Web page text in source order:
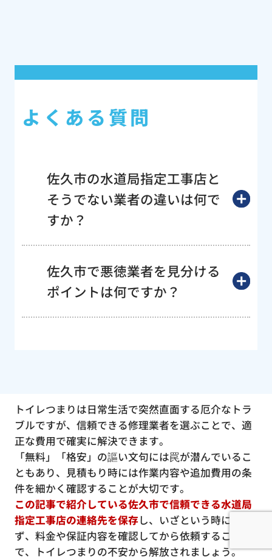
よくある質問
佐久市の水道局指定工事店と
そうでない業者の違いは何で
すか？
佐久市で悪徳業者を見分ける
ポイントは何ですか？
トイレつまりは日常生活で突然直面する厄介なトラ
ブルですが、信頼できる修理業者を選ぶことで、適
正な費用で確実に解決できます。
「無料」「格安」の謳い文句には罠が潜んでいるこ
ともあり、見積もり時には作業内容や追加費用の条
件を細かく確認することが大切です。
この記事で紹介している佐久市で信頼できる水道局
指定工事店の連絡先を保存し、いざという時に慌て
ず、料金や保証内容を確認してから依頼すること
で、トイレつまりの不安から解放されましょう。